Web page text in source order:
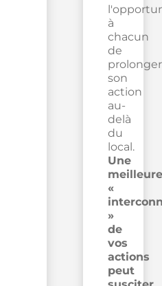
à
chacun
de
prolonger
son
action
au-
delà
du
local.
Une
meilleure
«
»
de
vos
actions
peut